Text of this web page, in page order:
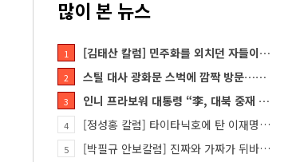
많이 본 뉴스
1 [김태산 칼럼] 민주화를 외치던 자들이 대한민국의 적이고 간첩이었다
2 스틸 대사 광화문 스벅에 깜짝 방문…메시지?
3 인니 프라보워 대통령 “李, 대북 중재 요청했다”
4 [정성홍 칼럼] 타이타닉호에 탄 이재명 정권
5 [박필규 안보칼럼] 진짜와 가짜가 뒤바뀐 혼돈의 시대, 안보 파탄은 막아야